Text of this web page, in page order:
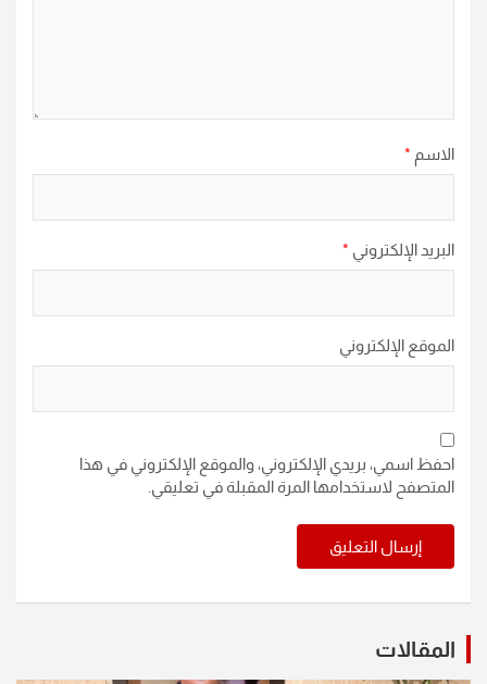
الاسم *
البريد الإلكتروني *
الموقع الإلكتروني
احفظ اسمي، بريدي الإلكتروني، والموقع الإلكتروني في هذا
المتصفح لاستخدامها المرة المقبلة في تعليقي.
المقالات